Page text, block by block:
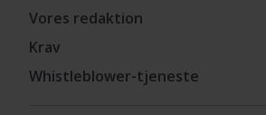
Vores redaktion
Krav
Whistleblower-tjeneste